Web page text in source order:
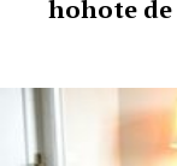
hohote de